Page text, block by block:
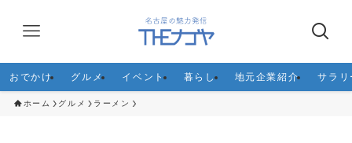
おでかけ グルメ イベント 暮らし 地元企業紹介 サラリ
ホーム グルメ ラーメン